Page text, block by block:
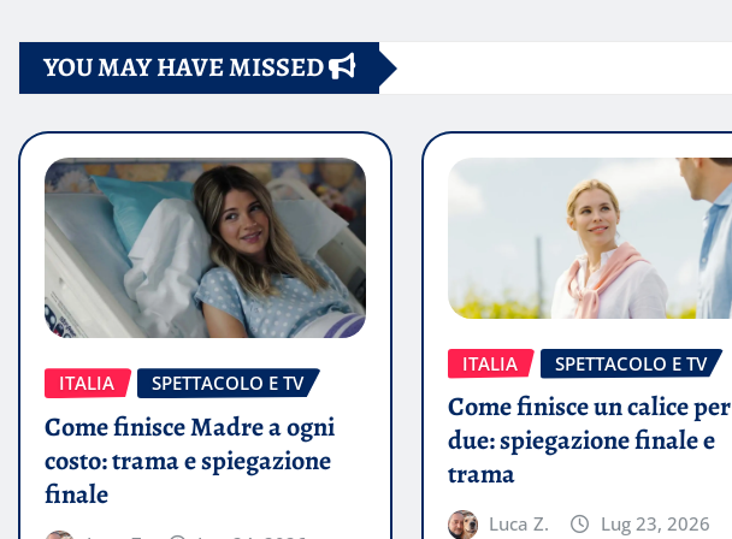
articoli
YOU MAY HAVE MISSED
ITALIA SPETTACOLO E TV
Come finisce Madre a ogni
costo: trama e spiegazione
finale
ITALIA SPETTACOLO E TV
Come finisce un calice per
due: spiegazione finale e
trama
Luca Z. Lug 23, 2026